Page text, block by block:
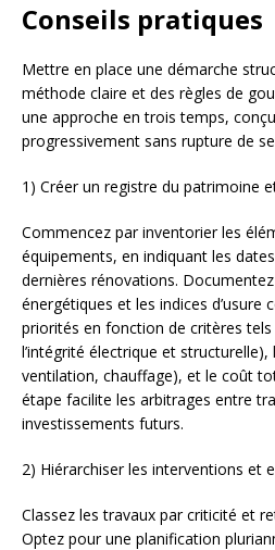
Conseils pratiques
Mettre en place une démarche
méthode claire et des règles de
une approche en trois temps,
progressivement sans rupture de
1) Créer un registre du patrimoine
Commencez par inventorier les
équipements, en indiquant les
dernières rénovations.
énergétiques et les indices d’usure
priorités en fonction de critères
l’intégrité électrique et
ventilation, chauffage), et le coût
étape facilite les arbitrages entre
investissements futurs.
2) Hiérarchiser les interventions et
Classez les travaux par criticité et
Optez pour une planification